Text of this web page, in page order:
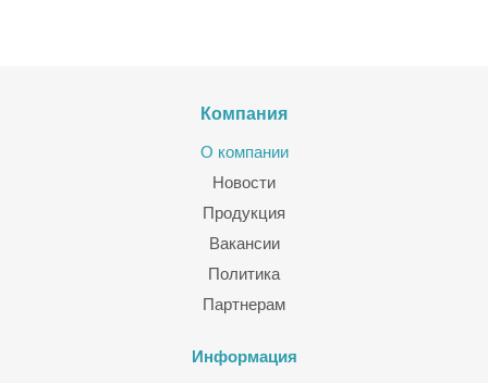
Компания
О компании
Новости
Продукция
Вакансии
Политика
Партнерам
Информация